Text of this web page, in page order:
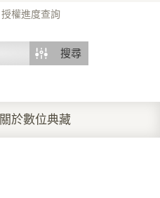
授權進度查詢
搜尋
關於數位典藏